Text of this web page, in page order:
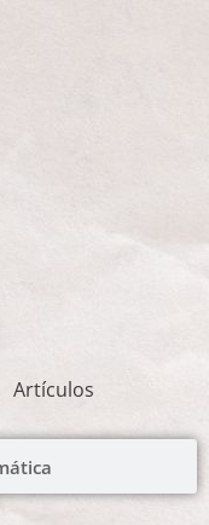
Artículos